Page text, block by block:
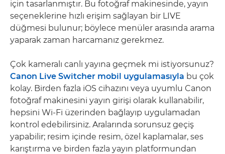
için tasarlanmıştır. Bu fotoğraf makinesinde, yayın
seçeneklerine hızlı erişim sağlayan bir LIVE
düğmesi bulunur; böylece menüler arasında arama
yaparak zaman harcamanız gerekmez.
Çok kameralı canlı yayına geçmek mi istiyorsunuz?
Canon Live Switcher mobil uygulamasıyla bu çok
kolay. Birden fazla iOS cihazını veya uyumlu Canon
fotoğraf makinesini yayın girişi olarak kullanabilir,
hepsini Wi-Fi üzerinden bağlayıp uygulamadan
kontrol edebilirsiniz. Aralarında sorunsuz geçiş
yapabilir; resim içinde resim, özel kaplamalar, ses
karıştırma ve birden fazla yayın platformundan